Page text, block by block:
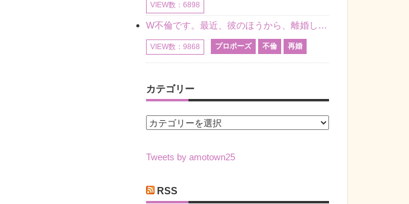
VIEW数：6898
W不倫です。最近、彼のほうから、離婚して再婚しよう、と言ってきました。ハッキリいうと、そこまでは考えていませんでした。彼を好きな気持ちはあるし、彼なしの生活は考えられません。だけど、離婚して再婚すると
VIEW数：9868 プロポーズ 不倫 再婚
カテゴリー
カ
ゴ
ー
Tweets by amotown25
RSS